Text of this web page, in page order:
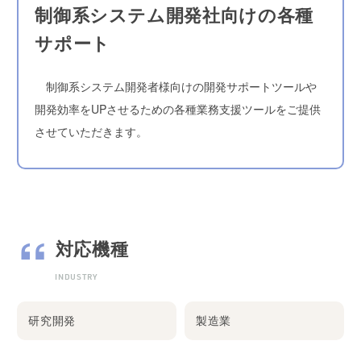
制御系システム開発社向けの各種
サポート
制御系システム開発者様向けの開発サポートツールや
開発効率をUPさせるための各種業務支援ツールをご提供
させていただきます。
対応機種
INDUSTRY
研究開発 製造業